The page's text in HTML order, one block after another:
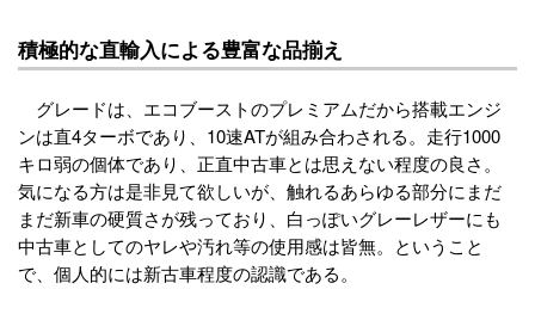
積極的な直輸入による豊富な品揃え
グレードは、エコブーストのプレミアムだから搭載エンジ
ンは直4ターボであり、10速ATが組み合わされる。走行1000
キロ弱の個体であり、正直中古車とは思えない程度の良さ。
気になる方は是非見て欲しいが、触れるあらゆる部分にまだ
まだ新車の硬質さが残っており、白っぽいグレーレザーにも
中古車としてのヤレや汚れ等の使用感は皆無。ということ
で、個人的には新古車程度の認識である。